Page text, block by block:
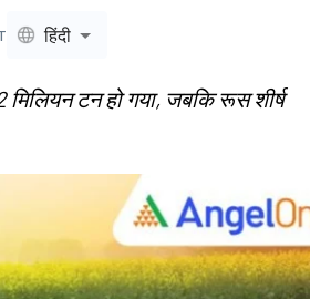
हिंदी
मिलियन टन हो गया, जबकि रूस शीर्ष